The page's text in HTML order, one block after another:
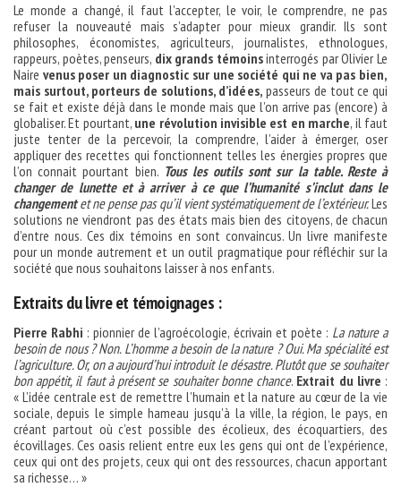
Le monde a changé, il faut l’accepter, le voir, le comprendre, ne pas
refuser la nouveauté mais s’adapter pour mieux grandir. Ils sont
philosophes, économistes, agriculteurs, journalistes, ethnologues,
rappeurs, poètes, penseurs, dix grands témoinsinterrogés par Olivier Le
Naire venus poser un diagnostic sur une société qui ne va pas bien,
mais surtout, porteurs de solutions, d’idées, passeurs de tout ce qui
se fait et existe déjà dans le monde mais que l’on arrive pas (encore) à
globaliser. Et pourtant, une révolution invisible est en marche, il faut
juste tenter de la percevoir, la comprendre, l’aider à émerger, oser
appliquer des recettes qui fonctionnent telles les énergies propres que
l’on connait pourtant bien. Tous les outils sont sur la table. Reste à
changer de lunette et à arriver à ce que l’humanité s’inclut dans le
changementet ne pense pas qu’il vient systématiquement de l’extérieur.Les
solutions ne viendront pas des états mais bien des citoyens, de chacun
d’entre nous. Ces dix témoins en sont convaincus. Un livre manifeste
pour un monde autrement et un outil pragmatique pour réfléchir sur la
société que nous souhaitons laisser à nos enfants.
Extraits du livre et témoignages :
Pierre Rabhi : pionnier de l’agroécologie, écrivain et poète : La nature a
besoin de nous ? Non. L’homme a besoin de la nature ? Oui. Ma spécialité est
l’agriculture. Or, on a aujourd’hui introduit le désastre. Plutôt que se souhaiter
bon appétit, il faut à présent se souhaiter bonne chance. Extrait du livre :
« L’idée centrale est de remettre l’humain et la nature au cœur de la vie
sociale, depuis le simple hameau jusqu’à la ville, la région, le pays, en
créant partout où c’est possible des écolieux, des écoquartiers, des
écovillages. Ces oasis relient entre eux les gens qui ont de l’expérience,
ceux qui ont des projets, ceux qui ont des ressources, chacun apportant
sa richesse… »